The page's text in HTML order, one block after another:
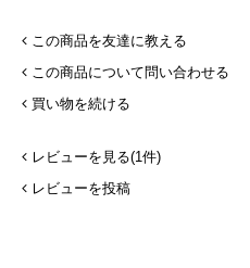
この商品を友達に教える
この商品について問い合わせる
買い物を続ける
レビューを見る(1件)
レビューを投稿